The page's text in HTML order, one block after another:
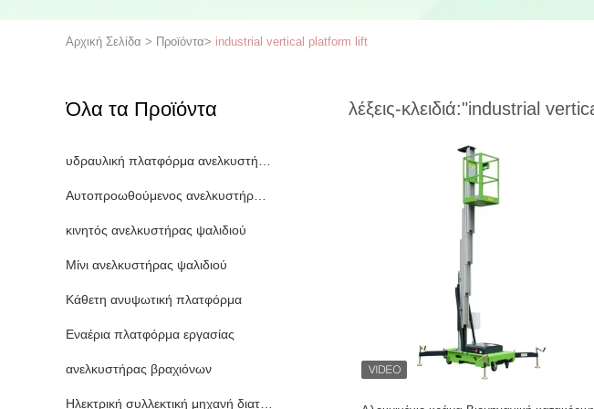
Αρχική Σελίδα > Προϊόντα> industrial vertical platform lift
Όλα τα Προϊόντα
κινητός ανελκυστήρας ψαλιδιού
Μίνι ανελκυστήρας ψαλιδιού
Κάθετη ανυψωτική πλατφόρμα
Εναέρια πλατφόρμα εργασίας
ανελκυστήρας βραχιόνων
λέξεις-κλειδιά:"industrial